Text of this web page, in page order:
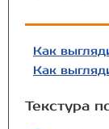
Как
Как
Текстура